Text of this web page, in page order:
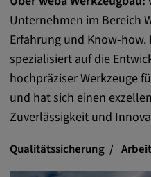
Unternehmen im Bereich
Erfahrung und Know-
spezialisiert auf die
hochpräziser Werkzeuge
und hat sich einen
Zuverlässigkeit und
Qualitätssicherung
apple_analytics,
Anbieter:
matterport.com
Zweck:
Diese Cookies
eingebetteten